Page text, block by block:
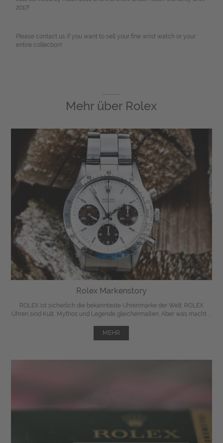
2017!
Please contact us if you want to sell your fine wrist watch or your
entire collection!
Mehr über Rolex
Rolex Markenstory
ROLEX ist sicherlich die bekannteste Uhrenmarke der Welt. ROLEX
Uhren sind Kult, Mythos und Legende gleichermaßen. Aber was macht ...
MEHR